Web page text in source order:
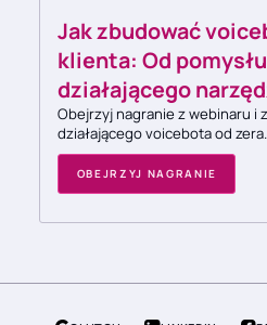
Jak zbudować
klienta: Od
działającego
Obejrzyj nagranie z webinaru i
działającego voicebota od zera.
OBEJRZYJ NAGRANIE